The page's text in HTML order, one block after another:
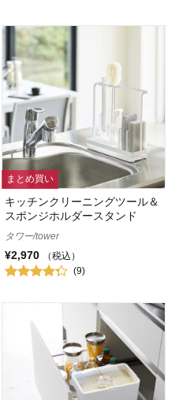
まとめ買い
キッチンクリーニングツール＆
スポンジホルダースタンド
タワー/tower
¥2,970
（税込）
(9)